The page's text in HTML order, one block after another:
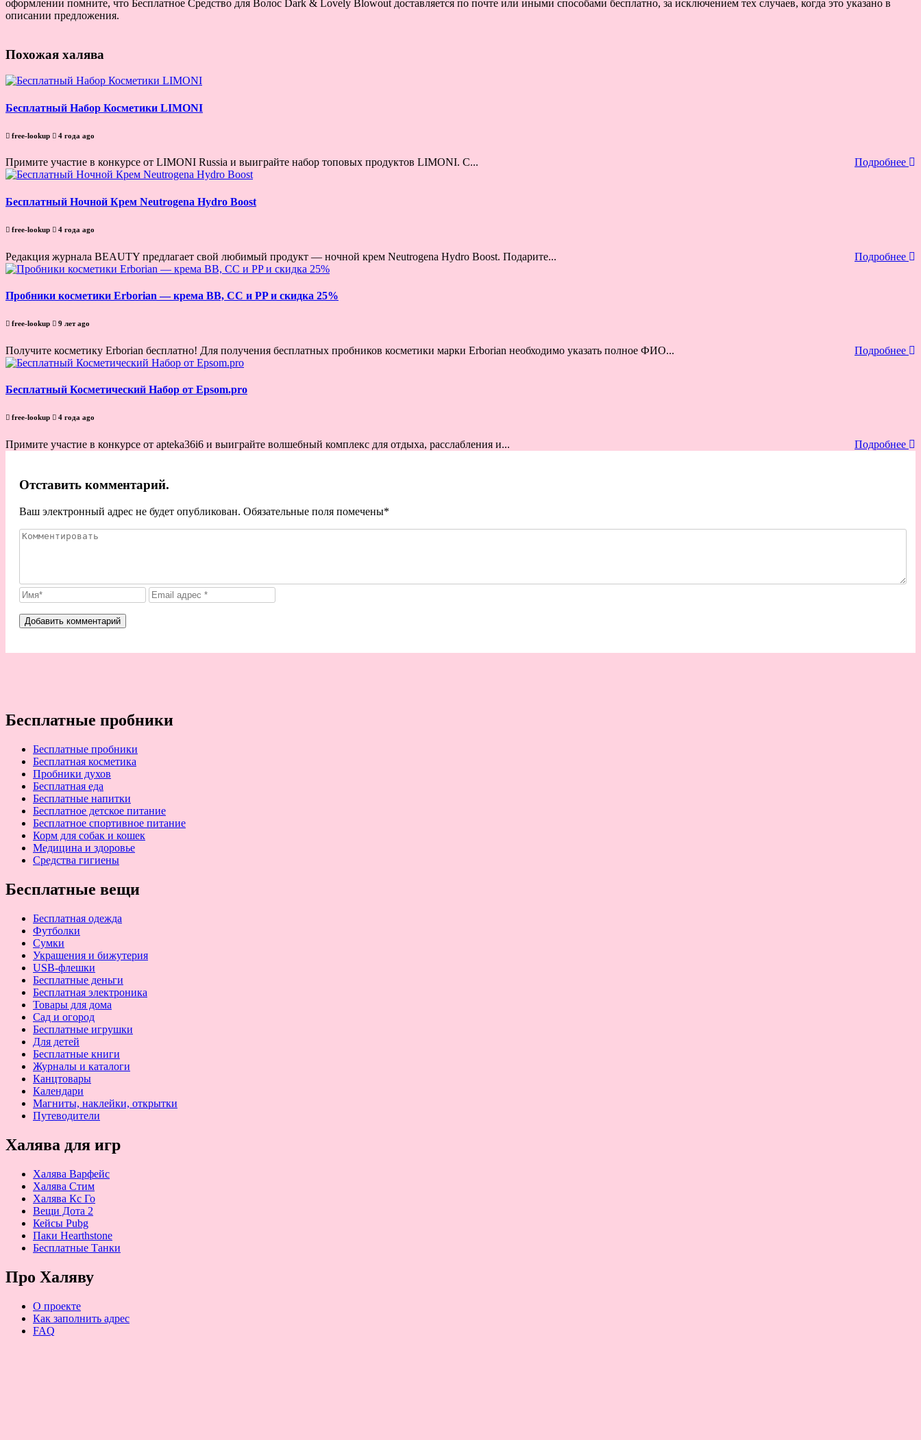
оформлении помните, что Бесплатное Средство для Волос Dark & Lovely Blowout доставляется по почте или иными способами бесплатно, за исключением тех случаев, когда это указано в
описании предложения.
Похожая халява
Бесплатный Набор Косметики LIMONI
free-lookup 4 года ago
Примите участие в конкурсе от LIMONI Russia и выиграйте набор топовых продуктов LIMONI. С... Подробнее
Бесплатный Ночной Крем Neutrogena Hydro Boost
free-lookup 4 года ago
Редакция журнала BEAUTY предлагает свой любимый продукт — ночной крем Neutrogena Hydro Boost. Подарите... Подробнее
Пробники косметики Erborian — крема BB, CC и PP и скидка 25%
free-lookup 9 лет ago
Получите косметику Erborian бесплатно! Для получения бесплатных пробников косметики марки Erborian необходимо указать полное ФИО... Подробнее
Бесплатный Косметический Набор от Epsom.pro
free-lookup 4 года ago
Примите участие в конкурсе от apteka36i6 и выиграйте волшебный комплекс для отдыха, расслабления и... Подробнее
Отставить комментарий.
Ваш электронный адрес не будет опубликован. Обязательные поля помечены*
Бесплатные пробники
Бесплатные пробники
Бесплатная косметика
Пробники духов
Бесплатная еда
Бесплатные напитки
Бесплатное детское питание
Бесплатное спортивное питание
Корм для собак и кошек
Медицина и здоровье
Средства гигиены
Бесплатные вещи
Бесплатная одежда
Футболки
Сумки
Украшения и бижутерия
USB-флешки
Бесплатные деньги
Бесплатная электроника
Товары для дома
Сад и огород
Бесплатные игрушки
Для детей
Бесплатные книги
Журналы и каталоги
Канцтовары
Календари
Магниты, наклейки, открытки
Путеводители
Халява для игр
Халява Варфейс
Халява Стим
Халява Кс Го
Вещи Дота 2
Кейсы Pubg
Паки Hearthstone
Бесплатные Танки
Про Халяву
О проекте
Как заполнить адрес
FAQ